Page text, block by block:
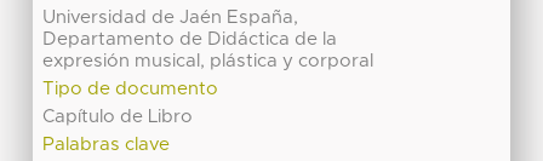
Universidad de Jaén España,
Departamento de Didáctica de la
expresión musical, plástica y corporal
Tipo de documento
Capítulo de Libro
Palabras clave